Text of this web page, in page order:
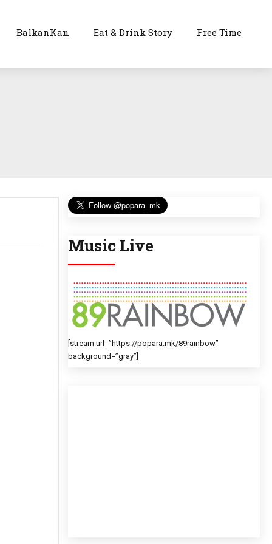
BalkanKan Eat & Drink Story Free Time
Music Live
[stream url=”https://popara.mk/89rainbow”
background=”gray”]